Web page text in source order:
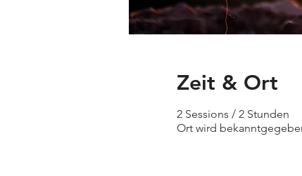
Zeit & Ort
2 Sessions / 2 Stunden
Ort wird